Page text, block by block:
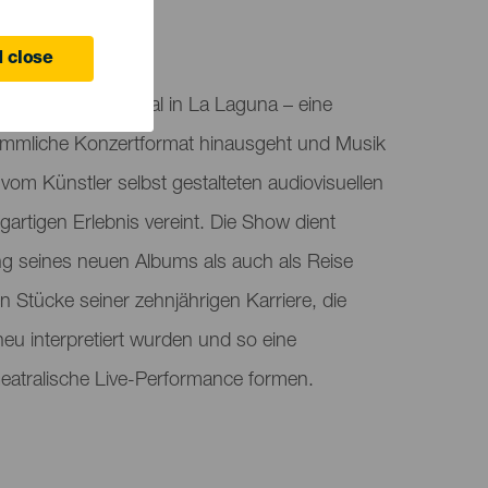
close
im Teatro Leal in La Laguna – eine
Konzertformat hinausgeht und Musik
Künstler selbst gestalteten audiovisuellen
Erlebnis vereint. Die Show dient
seines neuen Albums als auch als Reise
Stücke seiner zehnjährigen Karriere, die
interpretiert wurden und so eine
Live-Performance formen.